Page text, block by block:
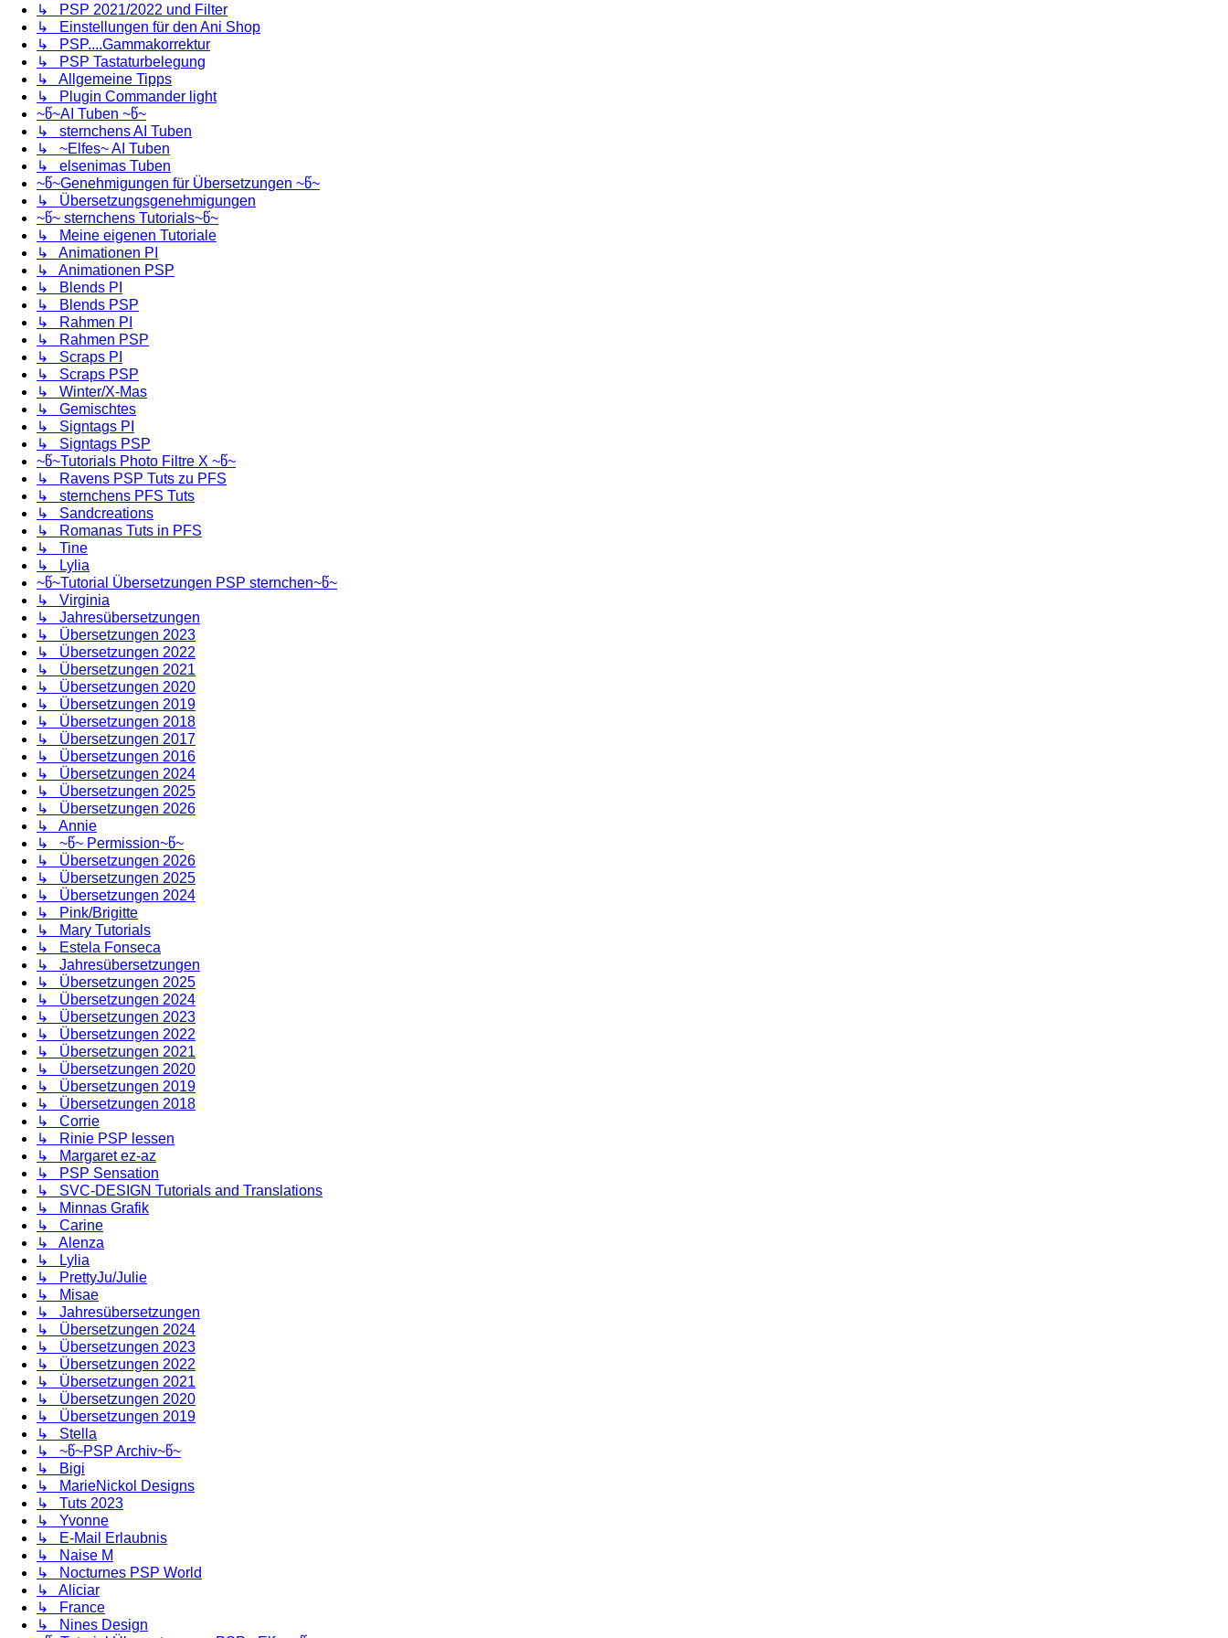
↳ PSP 2021/2022 und Filter
↳ Einstellungen für den Ani Shop
↳ PSP....Gammakorrektur
↳ PSP Tastaturbelegung
↳ Allgemeine Tipps
↳ Plugin Commander light
~წ~AI Tuben ~წ~
↳ sternchens AI Tuben
↳ ~Elfes~ AI Tuben
↳ elsenimas Tuben
~წ~Genehmigungen für Übersetzungen ~წ~
↳ Übersetzungsgenehmigungen
~წ~ sternchens Tutorials~წ~
↳ Meine eigenen Tutoriale
↳ Animationen PI
↳ Animationen PSP
↳ Blends PI
↳ Blends PSP
↳ Rahmen PI
↳ Rahmen PSP
↳ Scraps PI
↳ Scraps PSP
↳ Winter/X-Mas
↳ Gemischtes
↳ Signtags PI
↳ Signtags PSP
~წ~Tutorials Photo Filtre X ~წ~
↳ Ravens PSP Tuts zu PFS
↳ sternchens PFS Tuts
↳ Sandcreations
↳ Romanas Tuts in PFS
↳ Tine
↳ Lylia
~წ~Tutorial Übersetzungen PSP sternchen~წ~
↳ Virginia
↳ Jahresübersetzungen
↳ Übersetzungen 2023
↳ Übersetzungen 2022
↳ Übersetzungen 2021
↳ Übersetzungen 2020
↳ Übersetzungen 2019
↳ Übersetzungen 2018
↳ Übersetzungen 2017
↳ Übersetzungen 2016
↳ Übersetzungen 2024
↳ Übersetzungen 2025
↳ Übersetzungen 2026
↳ Annie
↳ ~წ~ Permission~წ~
↳ Übersetzungen 2026
↳ Übersetzungen 2025
↳ Übersetzungen 2024
↳ Pink/Brigitte
↳ Mary Tutorials
↳ Estela Fonseca
↳ Jahresübersetzungen
↳ Übersetzungen 2025
↳ Übersetzungen 2024
↳ Übersetzungen 2023
↳ Übersetzungen 2022
↳ Übersetzungen 2021
↳ Übersetzungen 2020
↳ Übersetzungen 2019
↳ Übersetzungen 2018
↳ Corrie
↳ Rinie PSP lessen
↳ Margaret ez-az
↳ PSP Sensation
↳ SVC-DESIGN Tutorials and Translations
↳ Minnas Grafik
↳ Carine
↳ Alenza
↳ Lylia
↳ PrettyJu/Julie
↳ Misae
↳ Jahresübersetzungen
↳ Übersetzungen 2024
↳ Übersetzungen 2023
↳ Übersetzungen 2022
↳ Übersetzungen 2021
↳ Übersetzungen 2020
↳ Übersetzungen 2019
↳ Stella
↳ ~წ~PSP Archiv~წ~
↳ Bigi
↳ MarieNickol Designs
↳ Tuts 2023
↳ Yvonne
↳ E-Mail Erlaubnis
↳ Naise M
↳ Nocturnes PSP World
↳ Aliciar
↳ France
↳ Nines Design